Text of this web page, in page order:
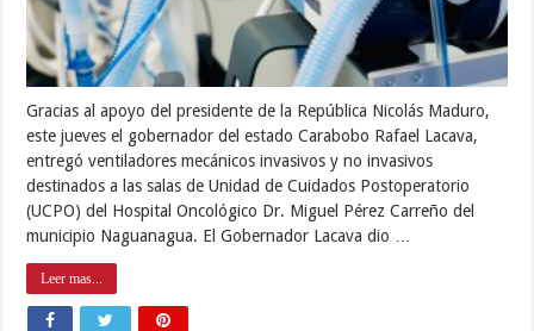
Gracias al apoyo del presidente de la República Nicolás Maduro,
este jueves el gobernador del estado Carabobo Rafael Lacava,
entregó ventiladores mecánicos invasivos y no invasivos
destinados a las salas de Unidad de Cuidados Postoperatorio
(UCPO) del Hospital Oncológico Dr. Miguel Pérez Carreño del
municipio Naguanagua. El Gobernador Lacava dio …
Leer mas...